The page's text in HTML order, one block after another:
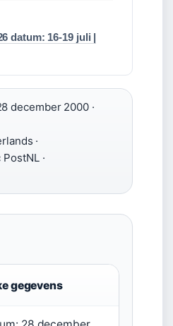
datum: 16-19 juli |
december 2000 ·
·
·
gegevens